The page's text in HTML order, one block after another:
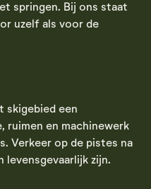
springen. Bij ons staat
uzelf als voor de
een
ruimen en machinewerk
Verkeer op de pistes na
levensgevaarlijk zijn.